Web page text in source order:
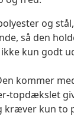
og
så den
kun godt
kommer
topdækslet
kun to